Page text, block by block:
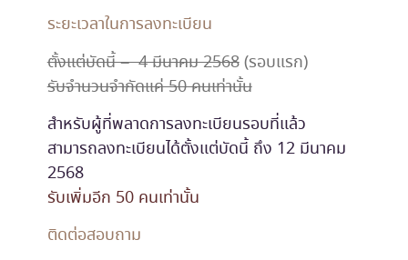
ระยะเวลาในการลงทะเบียน
ตั้งแต่บัดนี้ – 4 มีนาคม 2568(รอบแรก)
รับจำนวนจำกัดแค่ 50 คนเท่านั้น
สำหรับผู้ที่พลาดการลงทะเบียนรอบที่แล้ว
สามารถลงทะเบียนได้ตั้งแต่บัดนี้ ถึง 12 มีนาคม
2568
รับเพิ่มอีก 50 คนเท่านั้น
ติดต่อสอบถาม